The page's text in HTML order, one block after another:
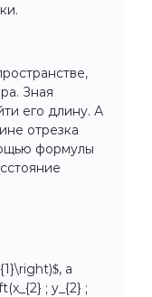
Зная
его длину. А
отрезка
формулы
а
; y_{2} ;